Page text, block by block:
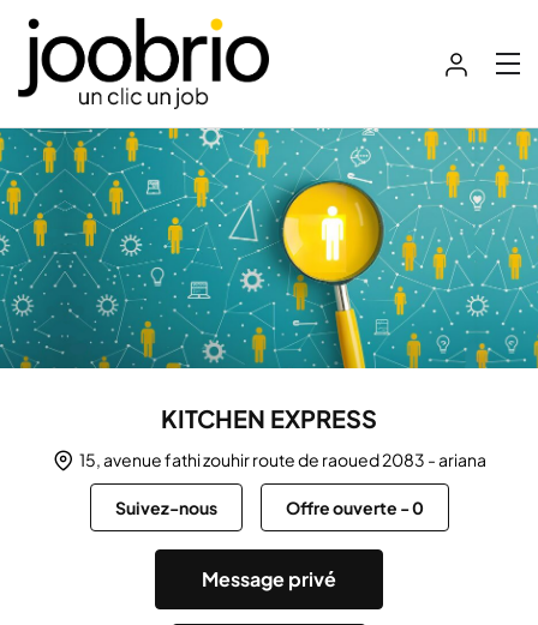
KITCHEN EXPRESS
15, avenue fathi zouhir route de raoued 2083 - ariana
Suivez-nous Offre ouverte -0
Message privé